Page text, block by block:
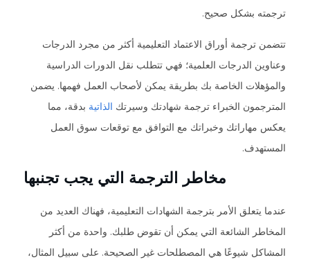
ترجمته بشكل صحيح.
تتضمن ترجمة أوراق الاعتماد التعليمية أكثر من مجرد الدرجات
وعناوين الدرجات العلمية؛ فهي تتطلب نقل الدورات الدراسية
والمؤهلات الخاصة بك بطريقة يمكن لأصحاب العمل فهمها. يضمن
المترجمون الخبراء ترجمة شهادتك وسيرتك الذاتية بدقة، مما
يعكس مهاراتك وخبراتك مع التوافق مع توقعات سوق العمل
المستهدف.
مخاطر الترجمة التي يجب تجنبها
عندما يتعلق الأمر بترجمة الشهادات التعليمية، فهناك العديد من
المخاطر الشائعة التي يمكن أن تقوض طلبك. واحدة من أكثر
المشاكل شيوعًا هي المصطلحات غير الصحيحة. على سبيل المثال،